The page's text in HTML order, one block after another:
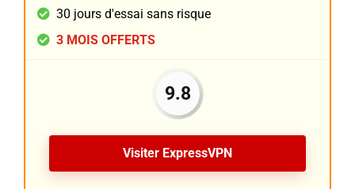
30 jours d'essai sans risque
3 MOIS OFFERTS
9.8
Visiter ExpressVPN